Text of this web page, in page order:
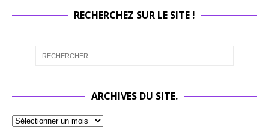
RECHERCHEZ SUR LE SITE !
ARCHIVES DU SITE.